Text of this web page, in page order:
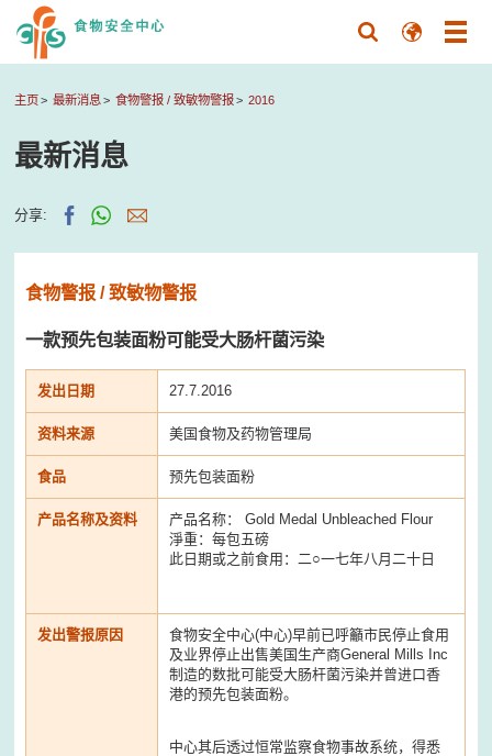
主页 最新消息 食物警报 / 致敏物警报 2016
最新消息
分享:
食物警报 / 致敏物警报
一款预先包装面粉可能受大肠杆菌污染
发出日期 27.7.2016
资料来源 美国食物及药物管理局
食品 预先包装面粉
产品名称及资料
产品名称： Gold Medal Unbleached Flour
淨重：每包五磅
此日期或之前食用：二○一七年八月二十日
发出警报原因
食物安全中心(中心)早前已呼籲市民停止食用
及业界停止出售美国生产商General Mills Inc
制造的数批可能受大肠杆菌污染并曾进口香
港的预先包装面粉。
中心其后透过恒常监察食物事故系统，得悉